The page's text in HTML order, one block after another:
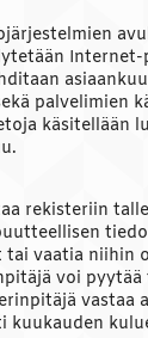
palvelimien
käsitellään
rekisteriin
vaatia niihin
voi
vastaa
kuukauden